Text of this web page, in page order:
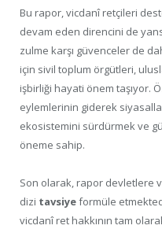
Bu rapor, vicdanî retçileri
devam eden direncini de
zulme karşı güvenceler de
için sivil toplum örgütleri,
işbirliği hayati önem taşıyor.
eylemlerinin giderek
ekosistemini sürdürmek ve
öneme sahip.
Son olarak, rapor devletlere
dizi tavsiyeformüle
vicdanî ret hakkının tam